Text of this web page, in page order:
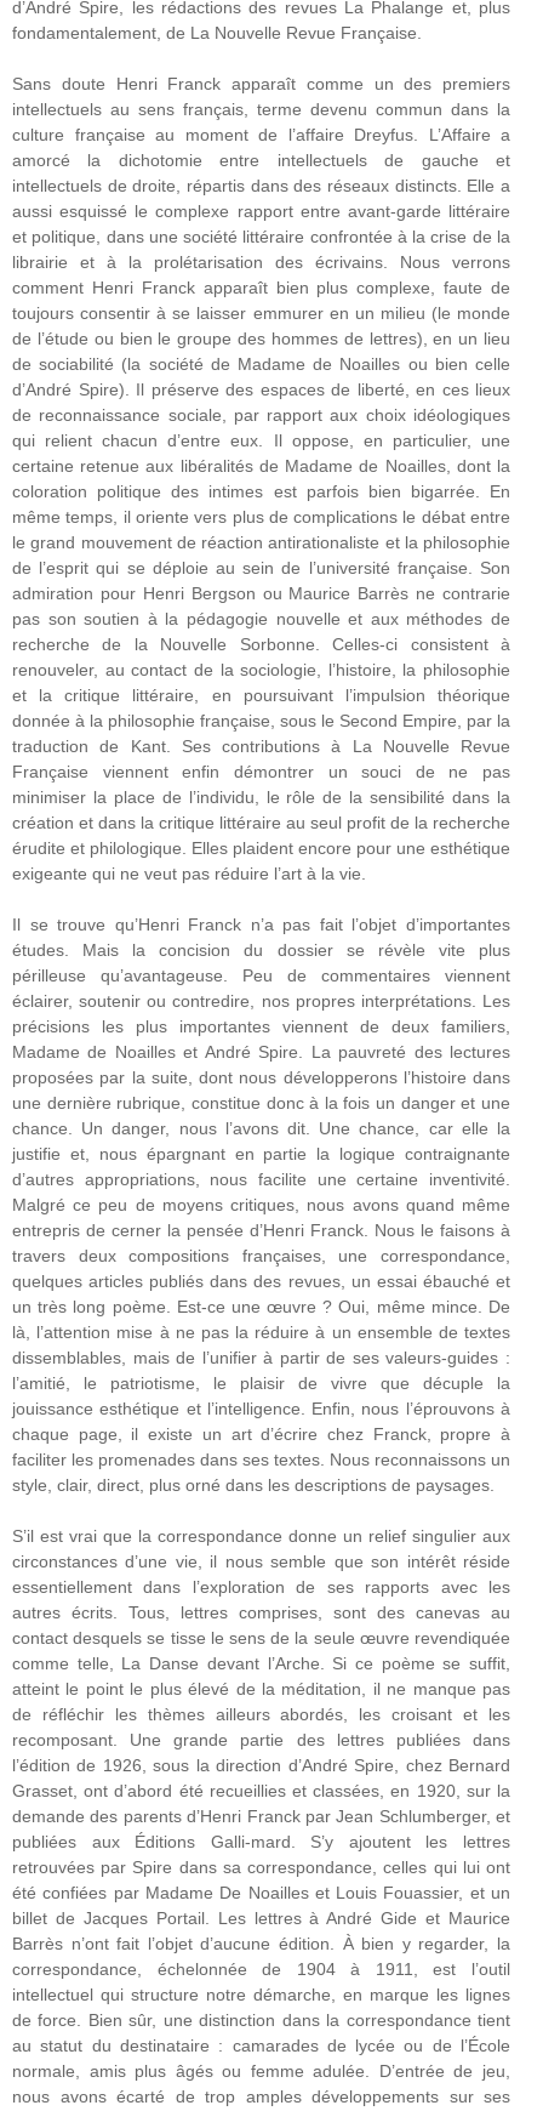
d’André Spire, les rédactions des revues La Phalange et, plus
fondamentalement, de La Nouvelle Revue Française.
Sans doute Henri Franck apparaît comme un des premiers
intellectuels au sens français, terme devenu commun dans la
culture française au moment de l’affaire Dreyfus. L’Affaire a
amorcé la dichotomie entre intellectuels de gauche et
intellectuels de droite, répartis dans des réseaux distincts. Elle a
aussi esquissé le complexe rapport entre avant-garde littéraire
et politique, dans une société littéraire confrontée à la crise de la
librairie et à la prolétarisation des écrivains. Nous verrons
comment Henri Franck apparaît bien plus complexe, faute de
toujours consentir à se laisser emmurer en un milieu (le monde
de l’étude ou bien le groupe des hommes de lettres), en un lieu
de sociabilité (la société de Madame de Noailles ou bien celle
d’André Spire). Il préserve des espaces de liberté, en ces lieux
de reconnaissance sociale, par rapport aux choix idéologiques
qui relient chacun d’entre eux. Il oppose, en particulier, une
certaine retenue aux libéralités de Madame de Noailles, dont la
coloration politique des intimes est parfois bien bigarrée. En
même temps, il oriente vers plus de complications le débat entre
le grand mouvement de réaction antirationaliste et la philosophie
de l’esprit qui se déploie au sein de l’université française. Son
admiration pour Henri Bergson ou Maurice Barrès ne contrarie
pas son soutien à la pédagogie nouvelle et aux méthodes de
recherche de la Nouvelle Sorbonne. Celles-ci consistent à
renouveler, au contact de la sociologie, l’histoire, la philosophie
et la critique littéraire, en poursuivant l’impulsion théorique
donnée à la philosophie française, sous le Second Empire, par la
traduction de Kant. Ses contributions à La Nouvelle Revue
Française viennent enfin démontrer un souci de ne pas
minimiser la place de l’individu, le rôle de la sensibilité dans la
création et dans la critique littéraire au seul profit de la recherche
érudite et philologique. Elles plaident encore pour une esthétique
exigeante qui ne veut pas réduire l’art à la vie.
Il se trouve qu’Henri Franck n’a pas fait l’objet d’importantes
études. Mais la concision du dossier se révèle vite plus
périlleuse qu’avantageuse. Peu de commentaires viennent
éclairer, soutenir ou contredire, nos propres interprétations. Les
précisions les plus importantes viennent de deux familiers,
Madame de Noailles et André Spire. La pauvreté des lectures
proposées par la suite, dont nous développerons l’histoire dans
une dernière rubrique, constitue donc à la fois un danger et une
chance. Un danger, nous l’avons dit. Une chance, car elle la
justifie et, nous épargnant en partie la logique contraignante
d’autres appropriations, nous facilite une certaine inventivité.
Malgré ce peu de moyens critiques, nous avons quand même
entrepris de cerner la pensée d’Henri Franck. Nous le faisons à
travers deux compositions françaises, une correspondance,
quelques articles publiés dans des revues, un essai ébauché et
un très long poème. Est-ce une œuvre ? Oui, même mince. De
là, l’attention mise à ne pas la réduire à un ensemble de textes
dissemblables, mais de l’unifier à partir de ses valeurs-guides :
l’amitié, le patriotisme, le plaisir de vivre que décuple la
jouissance esthétique et l’intelligence. Enfin, nous l’éprouvons à
chaque page, il existe un art d’écrire chez Franck, propre à
faciliter les promenades dans ses textes. Nous reconnaissons un
style, clair, direct, plus orné dans les descriptions de paysages.
S’il est vrai que la correspondance donne un relief singulier aux
circonstances d’une vie, il nous semble que son intérêt réside
essentiellement dans l’exploration de ses rapports avec les
autres écrits. Tous, lettres comprises, sont des canevas au
contact desquels se tisse le sens de la seule œuvre revendiquée
comme telle, La Danse devant l’Arche. Si ce poème se suffit,
atteint le point le plus élevé de la méditation, il ne manque pas
de réfléchir les thèmes ailleurs abordés, les croisant et les
recomposant. Une grande partie des lettres publiées dans
l’édition de 1926, sous la direction d’André Spire, chez Bernard
Grasset, ont d’abord été recueillies et classées, en 1920, sur la
demande des parents d’Henri Franck par Jean Schlumberger, et
publiées aux Éditions Galli-mard. S’y ajoutent les lettres
retrouvées par Spire dans sa correspondance, celles qui lui ont
été confiées par Madame De Noailles et Louis Fouassier, et un
billet de Jacques Portail. Les lettres à André Gide et Maurice
Barrès n’ont fait l’objet d’aucune édition. À bien y regarder, la
correspondance, échelonnée de 1904 à 1911, est l’outil
intellectuel qui structure notre démarche, en marque les lignes
de force. Bien sûr, une distinction dans la correspondance tient
au statut du destinataire : camarades de lycée ou de l’École
normale, amis plus âgés ou femme adulée. D’entrée de jeu,
nous avons écarté de trop amples développements sur ses